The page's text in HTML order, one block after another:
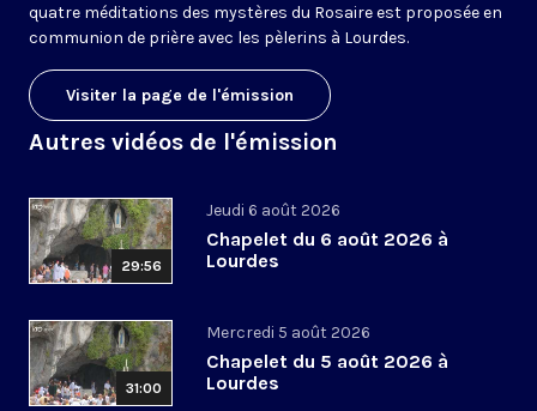
quatre méditations des mystères du Rosaire est proposée en
communion de prière avec les pèlerins à Lourdes.
Visiter la page de l'émission
Autres vidéos de l'émission
29:56
Jeudi 6 août 2026
Chapelet du 6 août 2026 à
Lourdes
31:00
Mercredi 5 août 2026
Chapelet du 5 août 2026 à
Lourdes